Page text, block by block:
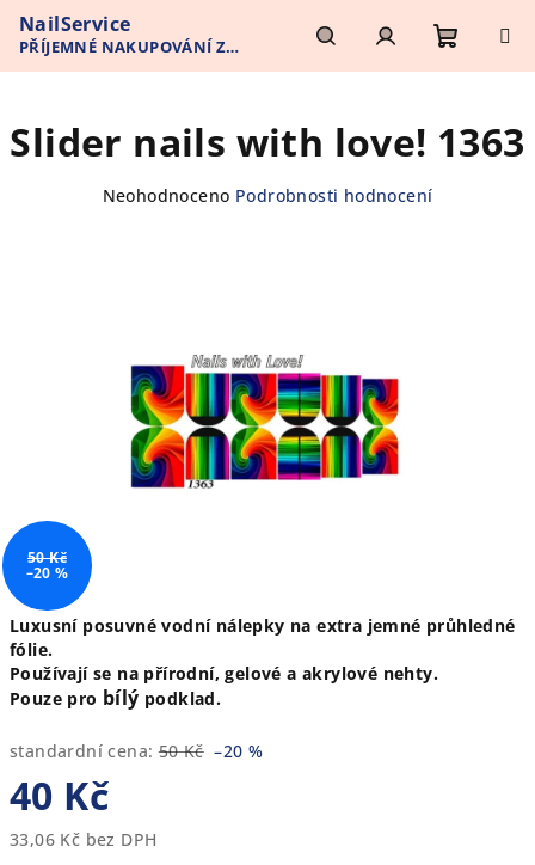
obsah
NailService
PŘÍJEMNÉ NAKUPOVÁNÍ Z
POHODLÍ VAŠEHO DOMOVA
HledatPřihlášení
košík
Luxusní posuvné vodní nálepky na extra jemné průhledné
fólie.
Používají se na přírodní, gelové a akrylové nehty.
Pouze pro bílý podklad.
standardní cena: 50 Kč –20 %
40 Kč
33,06 Kč bez DPH
Slider nails with love! 1363
Průměrné
hvězdiček.
Neohodnoceno Podrobnosti hodnocení
50 Kč
–20 %